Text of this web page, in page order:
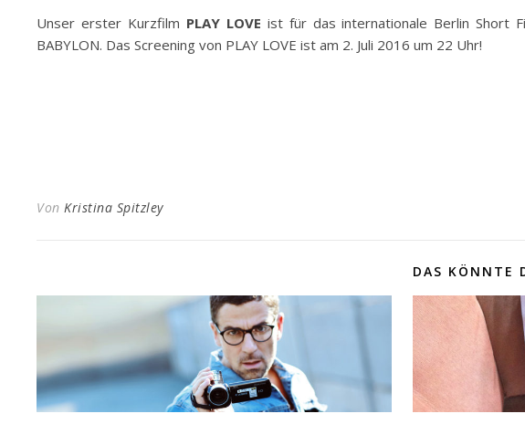
Unser erster Kurzfilm PLAY LOVE ist für das internationale Berlin Short
BABYLON. Das Screening von PLAY LOVE ist am 2. Juli 2016 um 22 Uhr!
Von Kristina Spitzley
DAS KÖNNTE